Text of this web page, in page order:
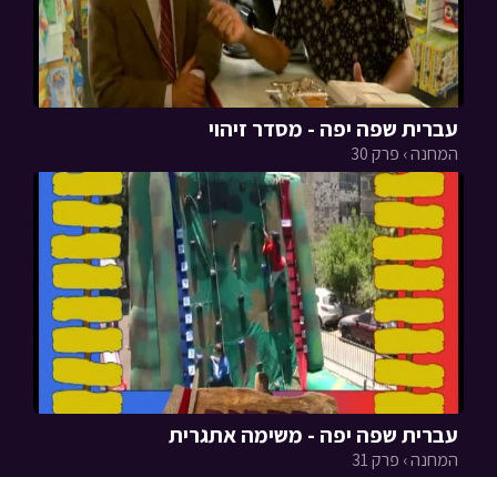
עברית שפה יפה - מסדר זיהוי
המחנה › פרק 30
עברית שפה יפה - משימה אתגרית
המחנה › פרק 31